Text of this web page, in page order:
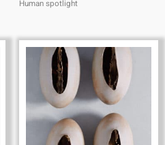
Human spotlight